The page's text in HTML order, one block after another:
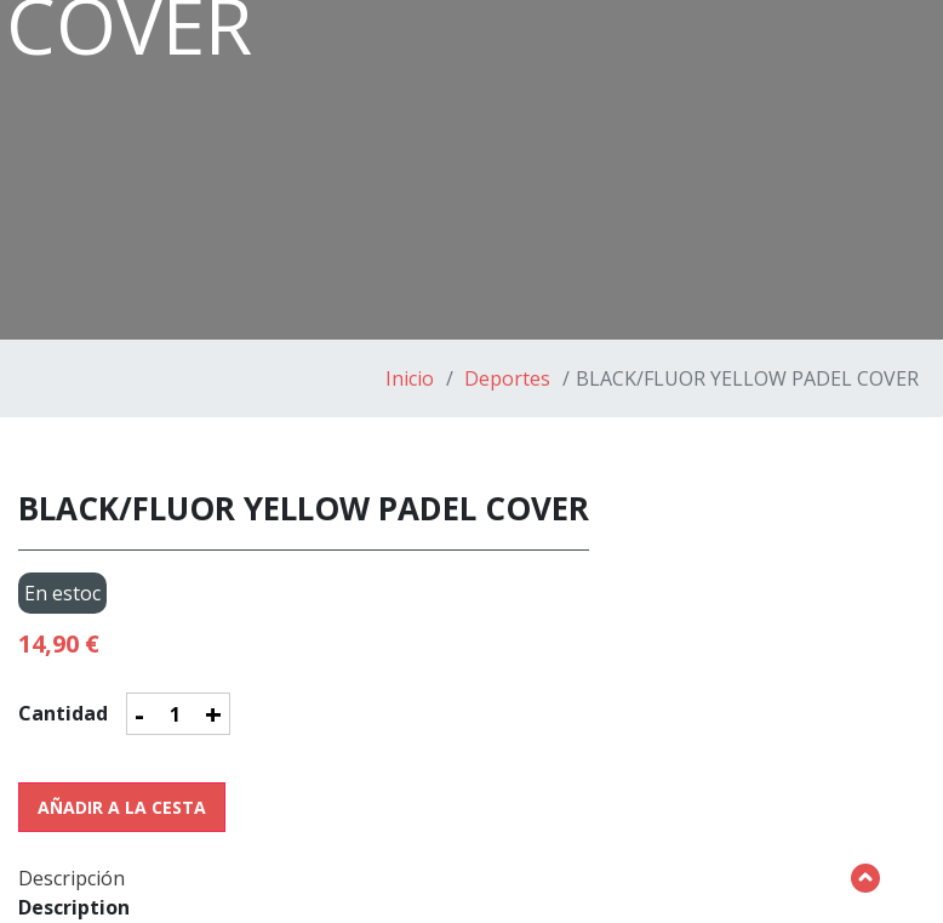
COVER
Inicio Deportes BLACK/FLUOR YELLOW PADEL COVER
BLACK/FLUOR YELLOW PADEL COVER
En estoc
14,90 €
Cantidad - +
AÑADIR A LA CESTA
Descripción
Description